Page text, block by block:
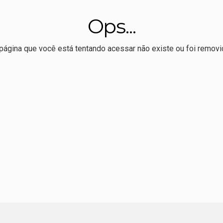
custa mais do que a vida pode esperar
livro sobre Totó Paes defende preservação da Usina
Ops...
que você está tentando acessar não existe ou foi